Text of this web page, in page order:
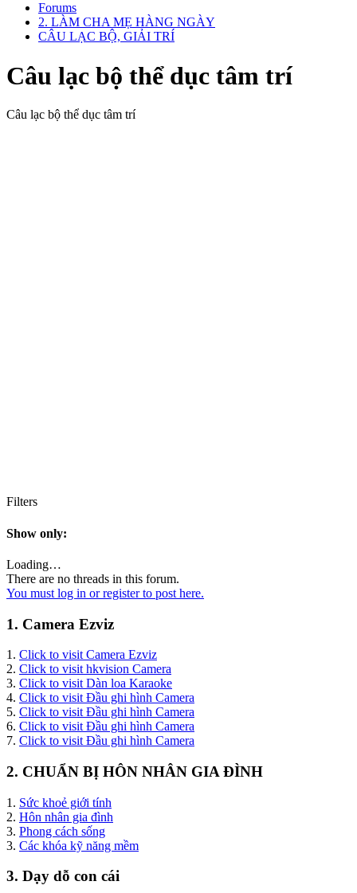
Forums
2. LÀM CHA MẸ HÀNG NGÀY
CÂU LẠC BỘ, GIẢI TRÍ
Câu lạc bộ thể dục tâm trí
Câu lạc bộ thể dục tâm trí
Filters
Show only:
Loading…
There are no threads in this forum.
You must log in or register to post here.
1. Camera Ezviz
1. Click to visit Camera Ezviz
2. Click to visit hkvision Camera
3. Click to visit Dàn loa Karaoke
4. Click to visit Đầu ghi hình Camera
5. Click to visit Đầu ghi hình Camera
6. Click to visit Đầu ghi hình Camera
7. Click to visit Đầu ghi hình Camera
2. CHUẨN BỊ HÔN NHÂN GIA ĐÌNH
1. Sức khoẻ giới tính
2. Hôn nhân gia đình
3. Phong cách sống
3. Các khóa kỹ năng mềm
3. Dạy dỗ con cái